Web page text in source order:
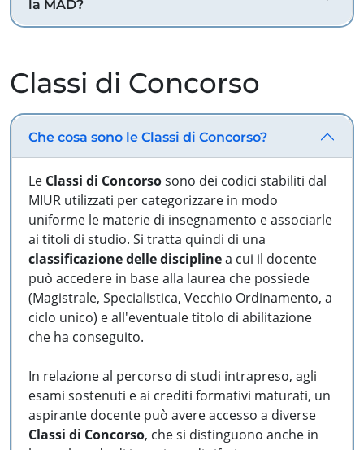
la MAD?
Classi di Concorso
Che cosa sono le Classi di Concorso?
Le Classi di Concorsosono dei codici stabiliti dal
MIUR utilizzati per categorizzare in modo
uniforme le materie di insegnamento e associarle
ai titoli di studio. Si tratta quindi di una
classificazione delle disciplinea cui il docente
può accedere in base alla laurea che possiede
(Magistrale, Specialistica, Vecchio Ordinamento, a
ciclo unico) e all'eventuale titolo di abilitazione
che ha conseguito.
In relazione al percorso di studi intrapreso, agli
esami sostenuti e ai crediti formativi maturati, un
aspirante docente può avere accesso a diverse
Classi di Concorso, che si distinguono anche in